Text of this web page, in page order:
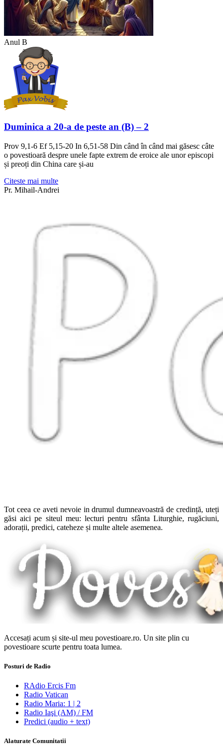
Anul B
Duminica a 20-a de peste an (B) – 2
Prov 9,1-6 Ef 5,15-20 In 6,51-58 Din când în când mai găsesc câte
o povestioară despre unele fapte extrem de eroice ale unor episcopi
și preoți din China care și-au
Citeste mai multe
Pr. Mihail-Andrei
Tot ceea ce aveti nevoie in drumul dumneavoastră de credință, uteți
găsi aici pe siteul meu: lecturi pentru sfânta Liturghie, rugăciuni,
adorații, predici, cateheze și multe altele asemenea.
Accesați acum și site-ul meu povestioare.ro. Un site plin cu
povestioare scurte pentru toata lumea.
Posturi de Radio
RAdio Ercis Fm
Radio Vatican
Radio Maria: 1 | 2
Radio Iaşi (AM) / FM
Predici (audio + text)
Alaturate Comunitatii